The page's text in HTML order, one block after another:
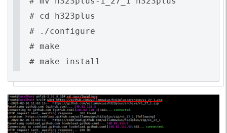
# cd h323plus
# ./configure
# make
# make install